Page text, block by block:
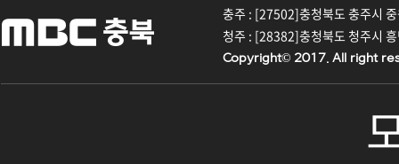
충주 : [27502]충청북도 충주시
청주 : [28382]충청북도 청주시
Copyright© 2017. All right